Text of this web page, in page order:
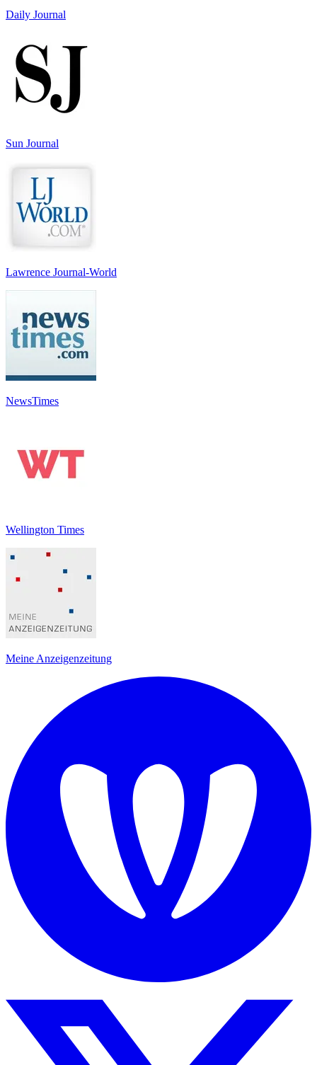
Daily Journal
Sun Journal
Lawrence Journal-World
NewsTimes
Wellington Times
Meine Anzeigenzeitung